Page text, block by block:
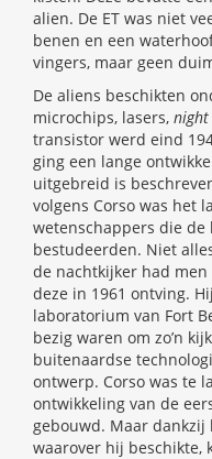
alien. De ET was niet
benen en een
vingers, maar geen
De aliens beschikten
microchips, lasers, night
transistor werd eind
ging een lange
uitgebreid is
volgens Corso was het
wetenschappers die
bestudeerden. Niet
de nachtkijker had
deze in 1961 ontving.
laboratorium van Fort
bezig waren om zo’n
buitenaardse
ontwerp. Corso was te
ontwikkeling van de
gebouwd. Maar
waarover hij beschikte,